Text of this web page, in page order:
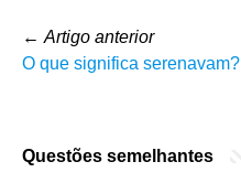
← Artigo anterior
O que significa serenavam?
Questões semelhantes